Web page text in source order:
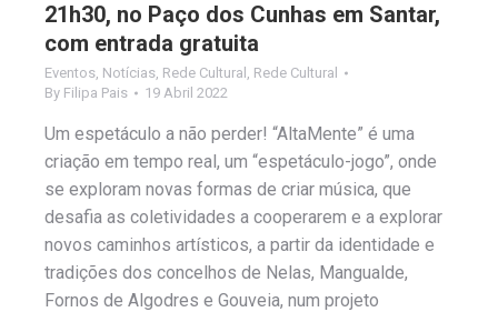
21h30, no Paço dos Cunhas em Santar,
com entrada gratuita
Eventos, Notícias, Rede Cultural , Rede Cultural
By Filipa Pais 19 Abril 2022
Um espetáculo a não perder! “AltaMente” é uma
criação em tempo real, um “espetáculo-jogo”, onde
se exploram novas formas de criar música, que
desafia as coletividades a cooperarem e a explorar
novos caminhos artísticos, a partir da identidade e
tradições dos concelhos de Nelas, Mangualde,
Fornos de Algodres e Gouveia, num projeto